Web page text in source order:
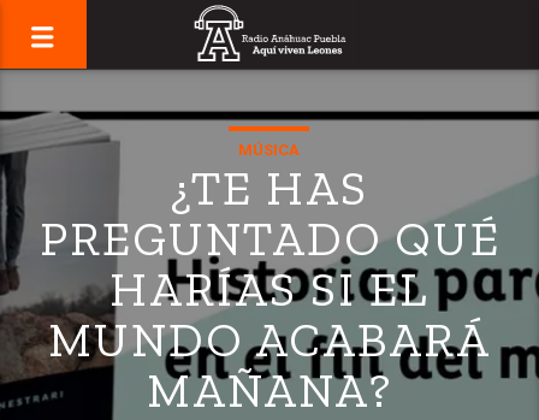
MÚSICA
¿TE HAS
PREGUNTADO QUÉ
HARÍAS SI EL
MUNDO ACABARÁ
MAÑANA?